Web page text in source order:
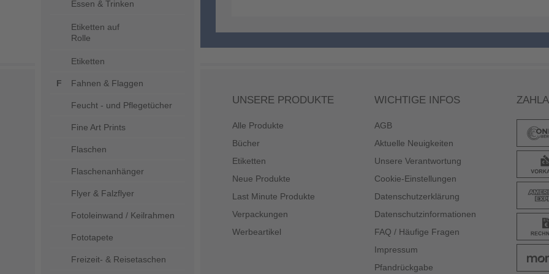
Essen & Trinken
Etiketten auf
Rolle
Etiketten
Fahnen & Flaggen
Feucht - und Pflegetücher
Fine Art Prints
Flaschen
Flaschenanhänger
Flyer & Falzflyer
Fotoleinwand / Keilrahmen
Fototapete
Freizeit- & Reisetaschen
UNSERE PRODUKTE
Alle Produkte
Bücher
Etiketten
Neue Produkte
Last Minute Produkte
Verpackungen
Werbeartikel
WICHTIGE INFOS
AGB
Aktuelle Neuigkeiten
Unsere Verantwortung
Cookie-Einstellungen
Datenschutzerklärung
Datenschutzinformationen
FAQ / Häufige Fragen
Impressum
Pfandrückgabe